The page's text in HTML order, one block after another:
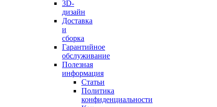
3D-
дизайн
Доставка
и
сборка
Гарантийное
обслуживание
Полезная
информация
Статьи
Политика
конфиденциальности